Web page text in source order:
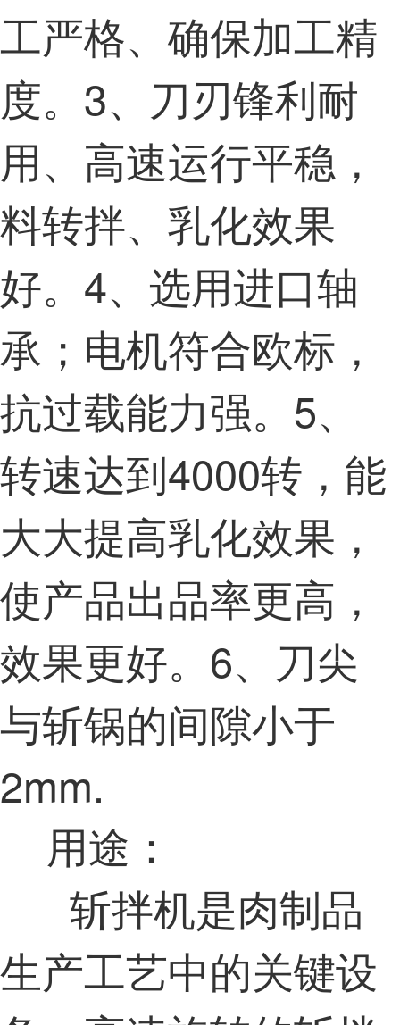
工严格、确保加工精
度。3、刀刃锋利耐
用、高速运行平稳，
料转拌、乳化效果
好。4、选用进口轴
承；电机符合欧标，
抗过载能力强。5、
转速达到4000转，能
大大提高乳化效果，
使产品出品率更高，
效果更好。6、刀尖
与斩锅的间隙小于
2mm.
用途：
斩拌机是肉制品
生产工艺中的关键设